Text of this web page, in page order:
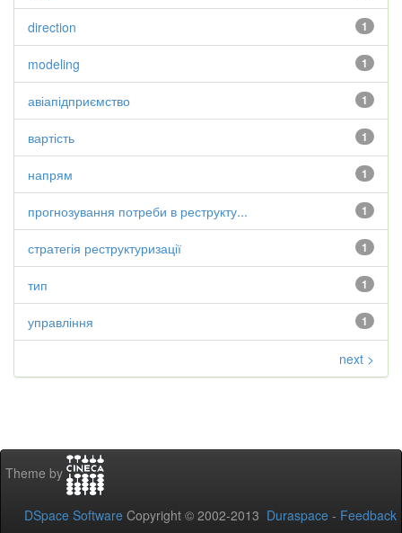
1
direction
1
modeling
1
авіапідприємство
1
вартість
1
напрям
1
прогнозування потреби в реструкту...
1
стратегія реструктуризації
1
тип
1
управління
next >
Theme by
DSpace Software Copyright © 2002-2013 Duraspace - Feedback